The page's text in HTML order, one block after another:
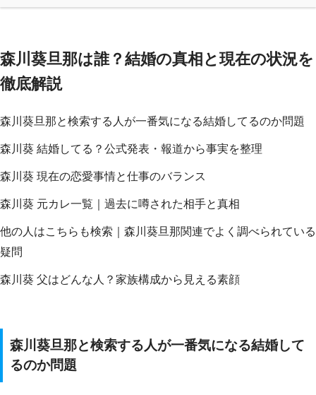
森川葵旦那は誰？結婚の真相と現在の状況を
徹底解説
森川葵旦那と検索する人が一番気になる結婚してるのか問題
森川葵 結婚してる？公式発表・報道から事実を整理
森川葵 現在の恋愛事情と仕事のバランス
森川葵 元カレ一覧｜過去に噂された相手と真相
他の人はこちらも検索｜森川葵旦那関連でよく調べられている
疑問
森川葵 父はどんな人？家族構成から見える素顔
森川葵旦那と検索する人が一番気になる結婚して
るのか問題